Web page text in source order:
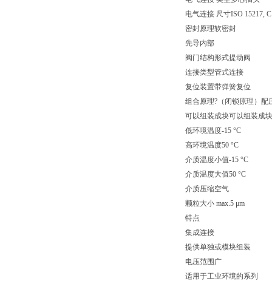
电气连接 尺寸ISO 15217,
密封原理软密封
先导内部
阀门结构形式提动阀
连接类型管式连接
复位装置带弹簧复位
组合原理?（闭锁原理）配
可以组装成块可以组装成块
低环境温度-15 °C
高环境温度50 °C
介质温度小值-15 °C
介质温度大值50 °C
介质压缩空气
颗粒大小 max.5 μm
特点
集成连接
提供单独或模块组装
电压范围广
适用于工业环境的系列